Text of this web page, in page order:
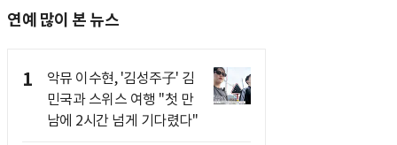
연예 많이 본 뉴스
1
악뮤 이수현, '김성주子' 김
민국과 스위스 여행 "첫 만
남에 2시간 넘게 기다렸다"